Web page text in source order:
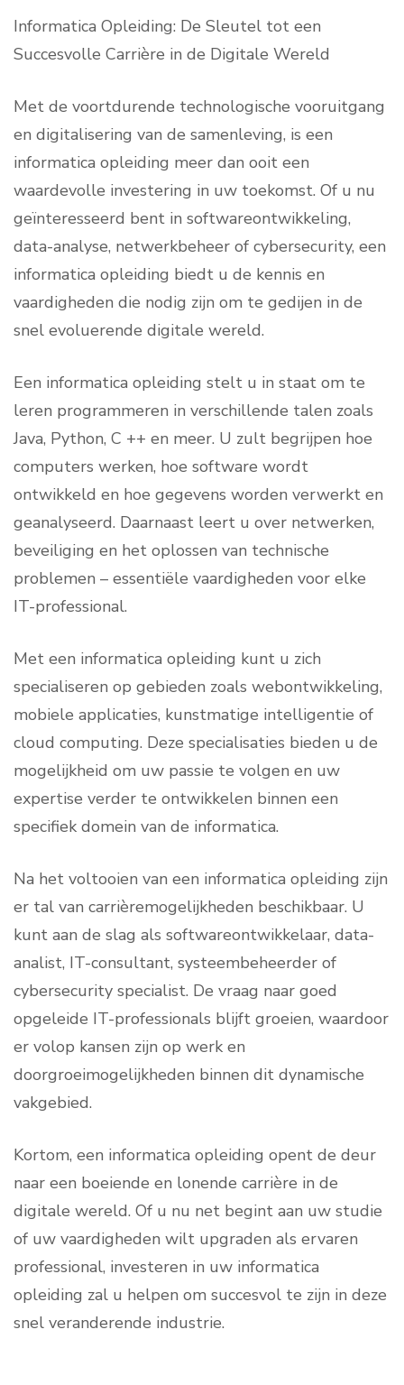
Informatica Opleiding: De Sleutel tot een
Succesvolle Carrière in de Digitale Wereld
Met de voortdurende technologische vooruitgang
en digitalisering van de samenleving, is een
informatica opleiding meer dan ooit een
waardevolle investering in uw toekomst. Of u nu
geïnteresseerd bent in softwareontwikkeling,
data-analyse, netwerkbeheer of cybersecurity, een
informatica opleiding biedt u de kennis en
vaardigheden die nodig zijn om te gedijen in de
snel evoluerende digitale wereld.
Een informatica opleiding stelt u in staat om te
leren programmeren in verschillende talen zoals
Java, Python, C ++ en meer. U zult begrijpen hoe
computers werken, hoe software wordt
ontwikkeld en hoe gegevens worden verwerkt en
geanalyseerd. Daarnaast leert u over netwerken,
beveiliging en het oplossen van technische
problemen – essentiële vaardigheden voor elke
IT-professional.
Met een informatica opleiding kunt u zich
specialiseren op gebieden zoals webontwikkeling,
mobiele applicaties, kunstmatige intelligentie of
cloud computing. Deze specialisaties bieden u de
mogelijkheid om uw passie te volgen en uw
expertise verder te ontwikkelen binnen een
specifiek domein van de informatica.
Na het voltooien van een informatica opleiding zijn
er tal van carrièremogelijkheden beschikbaar. U
kunt aan de slag als softwareontwikkelaar, data-
analist, IT-consultant, systeembeheerder of
cybersecurity specialist. De vraag naar goed
opgeleide IT-professionals blijft groeien, waardoor
er volop kansen zijn op werk en
doorgroeimogelijkheden binnen dit dynamische
vakgebied.
Kortom, een informatica opleiding opent de deur
naar een boeiende en lonende carrière in de
digitale wereld. Of u nu net begint aan uw studie
of uw vaardigheden wilt upgraden als ervaren
professional, investeren in uw informatica
opleiding zal u helpen om succesvol te zijn in deze
snel veranderende industrie.